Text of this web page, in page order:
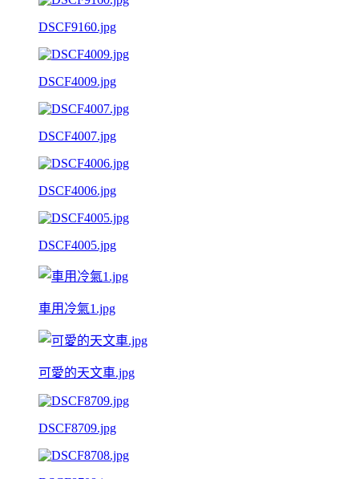
DSCF9160.jpg
DSCF4009.jpg
DSCF4007.jpg
DSCF4006.jpg
DSCF4005.jpg
車用冷氣1.jpg
可愛的天文車.jpg
DSCF8709.jpg